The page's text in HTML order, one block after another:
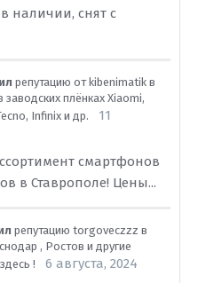
наличии, снят с
репутацию от kibenimatik в
плёнках Xiaomi,
Infinix и др.
11
смартфонов
в Ставрополе! Цены...
репутацию torgoveczzz в
, Ростов и другие
!
6 августа, 2024